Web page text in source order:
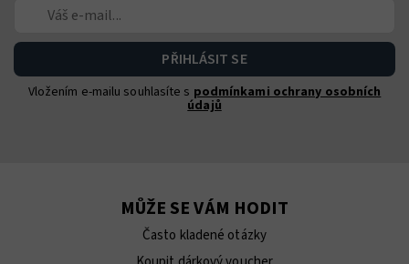
Vložením e-mailu souhlasíte s podmínkami ochrany osobních
údajů
MŮŽE SE VÁM HODIT
Často kladené otázky